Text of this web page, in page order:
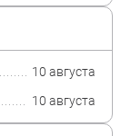
10 августа
10 августа